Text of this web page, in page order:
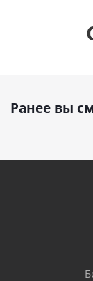
Ранее вы